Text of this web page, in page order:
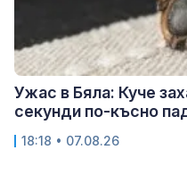
Ужас в Бяла: Куче
секунди по-късно
18:18 • 07.08.26